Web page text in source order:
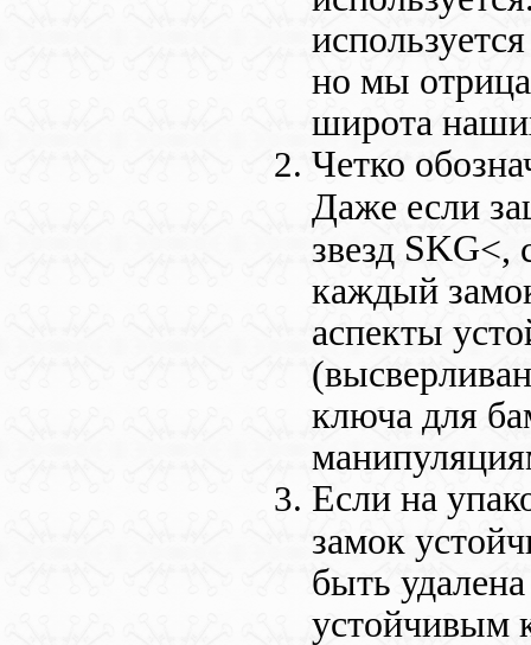
но мы
широта
Четко
Даже если
звезд SKG<,
каждый
аспекты
ключа для
Если на
замок
быть
устойчивым